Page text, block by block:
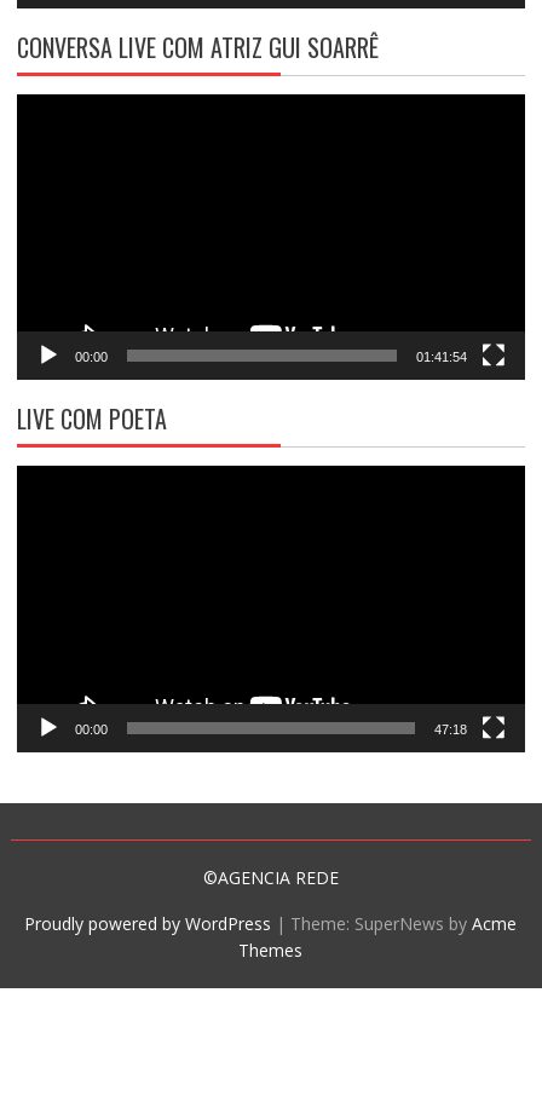
CONVERSA LIVE COM ATRIZ GUI SOARRÊ
00:00 01:41:54
LIVE COM POETA
00:00 47:18
©AGENCIA REDE
Proudly powered by WordPress | Theme: SuperNews byAcme
Themes